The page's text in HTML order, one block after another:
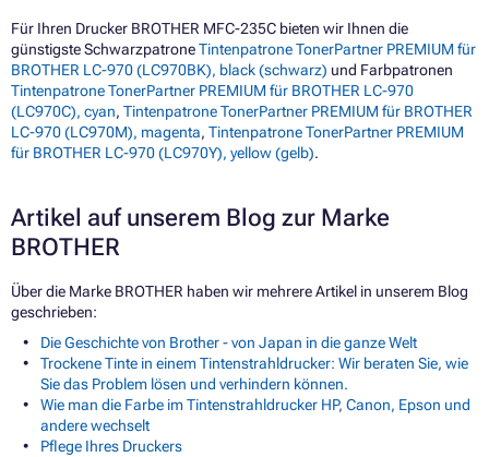
Für Ihren Drucker BROTHER MFC-235C bieten wir Ihnen die
günstigste SchwarzpatroneTintenpatrone TonerPartner PREMIUM für
BROTHER LC-970 (LC970BK), black (schwarz) und Farbpatronen
Tintenpatrone TonerPartner PREMIUM für BROTHER LC-970
(LC970C), cyan, Tintenpatrone TonerPartner PREMIUM für BROTHER
LC-970 (LC970M), magenta, Tintenpatrone TonerPartner PREMIUM
für BROTHER LC-970 (LC970Y), yellow (gelb).
Artikel auf unserem Blog zur Marke
BROTHER
Über die Marke BROTHER haben wir mehrere Artikel in unserem Blog
geschrieben:
Die Geschichte von Brother - von Japan in die ganze Welt
Trockene Tinte in einem Tintenstrahldrucker: Wir beraten Sie, wie
Sie das Problem lösen und verhindern können.
Wie man die Farbe im Tintenstrahldrucker HP, Canon, Epson und
andere wechselt
Pflege Ihres Druckers